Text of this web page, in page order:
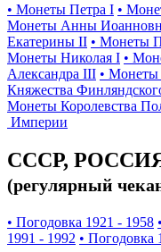
• Монеты Петра I •
Монеты Анны
Екатерины II • Монеты
Монеты Николая I •
Александра III •
Княжества
Монеты Королевства
Империи
СССР,
(регулярный
• Погодовка 1921 - 1958
1991 - 1992 • Погодовка